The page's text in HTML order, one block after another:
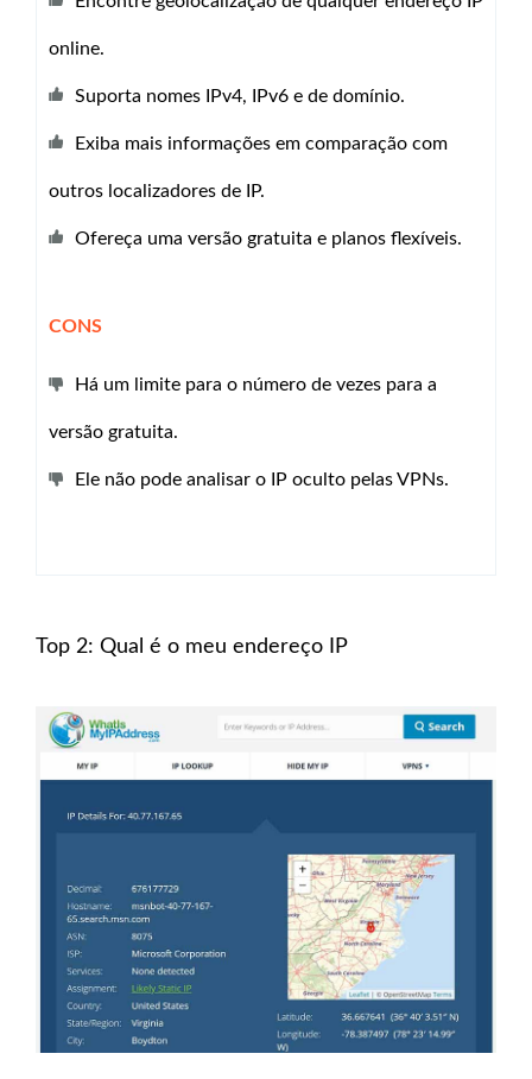
online.
Suporta nomes IPv4, IPv6 e de domínio.
Exiba mais informações em comparação com
outros localizadores de IP.
Ofereça uma versão gratuita e planos flexíveis.
CONS
Há um limite para o número de vezes para a
versão gratuita.
Ele não pode analisar o IP oculto pelas VPNs.
Top 2: Qual é o meu endereço IP